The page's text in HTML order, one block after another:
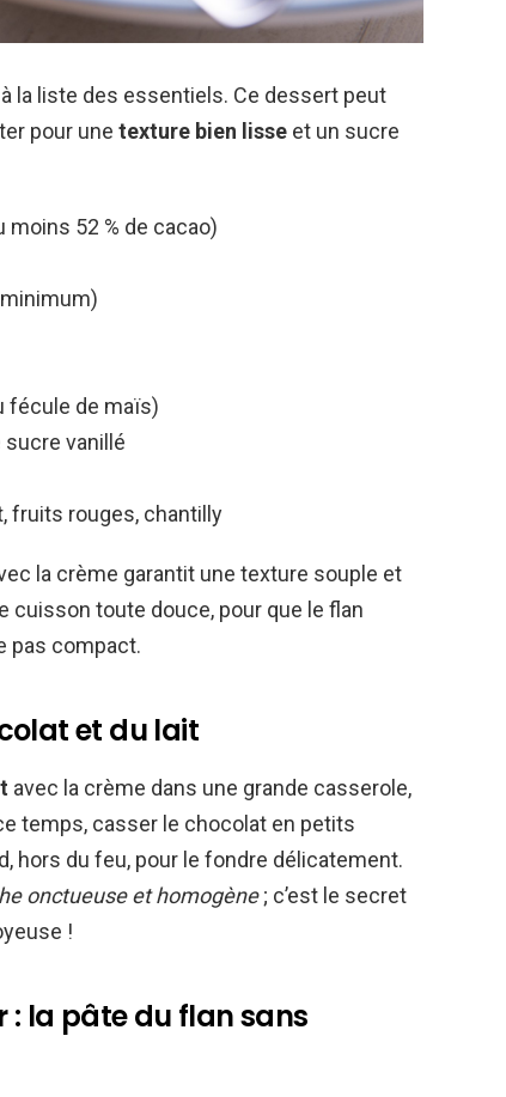
la liste des essentiels. Ce dessert peut
pour une texture bien lisse et un sucre
52 % de cacao)
fécule de maïs)
sucre vanillé
fruits rouges, chantilly
la crème garantit une texture souple et
cuisson toute douce, pour que le flan
pas compact.
et du lait
avec la crème dans une grande casserole,
temps, casser le chocolat en petits
hors du feu, pour le fondre délicatement.
onctueuse et homogène; c’est le secret
!
: la pâte du flan sans